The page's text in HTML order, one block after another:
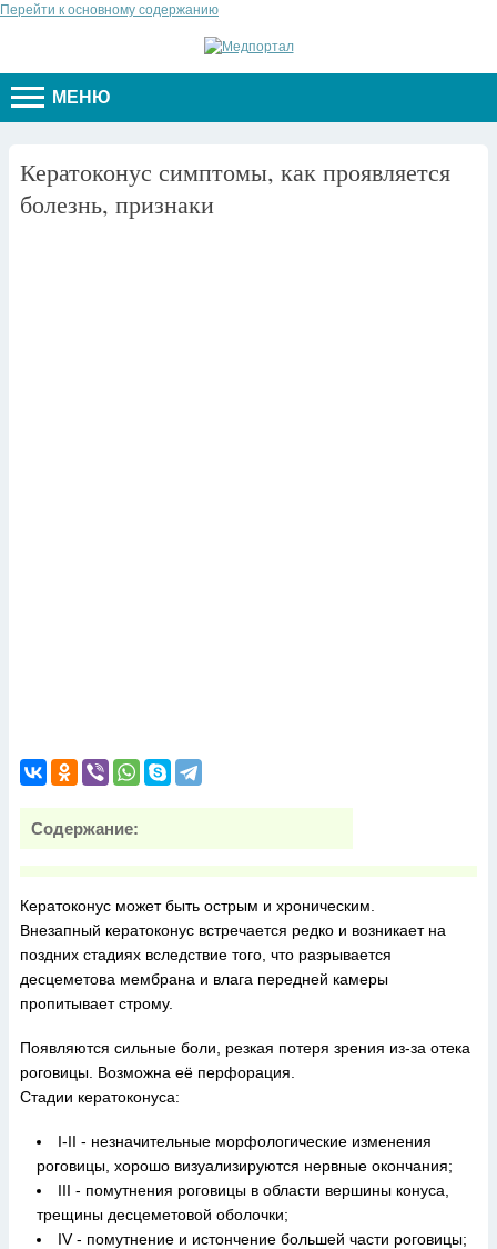
Перейти к основному содержанию
МЕНЮ
Кератоконус симптомы, как проявляется
болезнь, признаки
Содержание:
Кератоконус может быть острым и хроническим.
Внезапный кератоконус встречается редко и возникает на
поздних стадиях вследствие того, что разрывается
десцеметова мембрана и влага передней камеры
пропитывает строму.
Появляются сильные боли, резкая потеря зрения из-за отека
роговицы. Возможна её перфорация.
Стадии кератоконуса:
I-II - незначительные морфологические изменения
роговицы, хорошо визуализируются нервные окончания;
III - помутнения роговицы в области вершины конуса,
трещины десцеметовой оболочки;
IV - помутнение и истончение большей части роговицы;